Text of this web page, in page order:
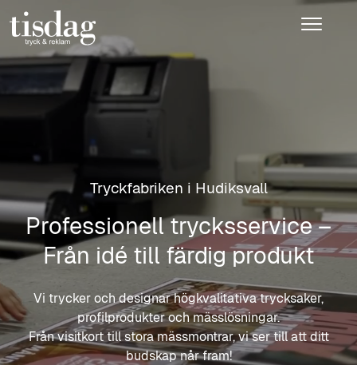
Tryckfabriken i Hudiksvall
Professionell trycksservice –
Från idé till färdig produkt
Vi trycker och designar högkvalitativa trycksaker,
profilprodukter och mässlösningar.
Från visitkort till stora mässmontrar, vi ser till att ditt
budskap når fram!